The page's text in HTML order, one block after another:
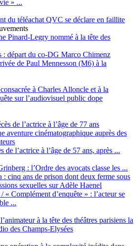
» ...
du téléachat QVC se déclare en faillite
Pinard-Legry nommé à la tête des
: départ du co-DG Marco Chimenz
de Paul Mennesson (M6) à la
à Charles Alloncle et à la
sur l’audiovisuel public dope
de l’actrice à l’âge de 77 ans
aventure cinématographique auprès des
de l’actrice à l’âge de 57 ans, après ...
: l’Ordre des avocats classe les ...
: cinq ans de prison dont deux ferme sous
sexuelles sur Adèle Haenel
« Complément d’enquête » : l’acteur se
...
l’animateur à la tête des théâtres parisiens la
des Champs-Elysées